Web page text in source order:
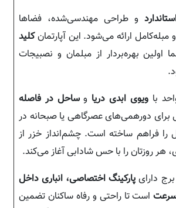
و طراحی مهندسی‌شده، فضاها
مبله‌کامل ارائه می‌شود. این آپارتمانکلید
بهره‌بردار از مبلمان و نصبیجات
باویوی ابدی دریا وساحل در فاصله
برای دورهمی‌های عصرگاهی یا صبحانه در
فراهم ساخته است. چشم‌انداز خزر از
هر روزتان را با حس شادابی آغاز می‌کند.
دارای پارکینگ اختصاصی، انباری داخل
است تا راحتی و رفاه ساکنان تضمین